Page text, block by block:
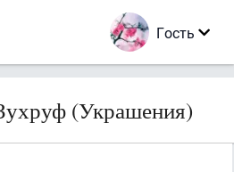
Гость
(Украшения)